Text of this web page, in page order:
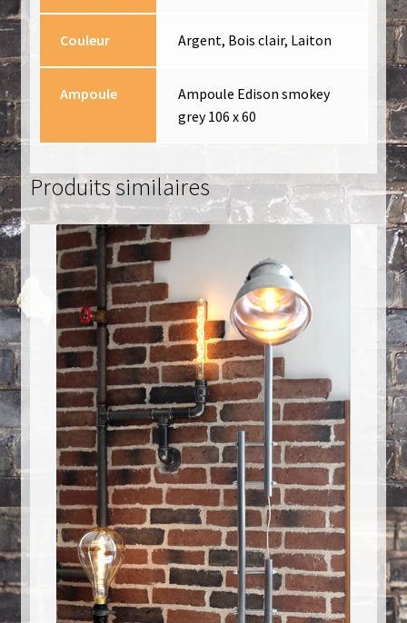
Couleur Argent, Bois clair, Laiton
Ampoule
Ampoule Edison smokey
grey 106 x 60
Produits similaires